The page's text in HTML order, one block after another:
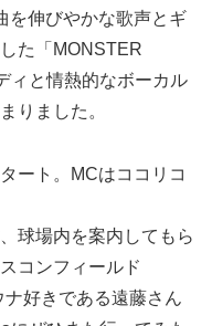
を伸びやかな歌声とギ
た「MONSTER
ィと情熱的なボーカル
りました。
ート。MCはココリコ
球場内を案内してもら
コンフィールド
好きである遠藤さん